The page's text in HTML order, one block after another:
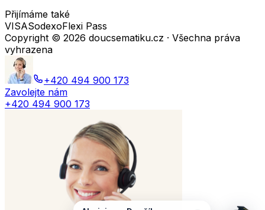
Přijímáme také
VISASodexoFlexi Pass
Copyright © 2026 doucsematiku.cz · Všechna práva
vyhrazena
+420 494 900 173
Zavolejte nám
+420 494 900 173